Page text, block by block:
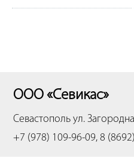
ООО «Севикас»
Севастополь ул.
+7 (978) 109-96-09, 8